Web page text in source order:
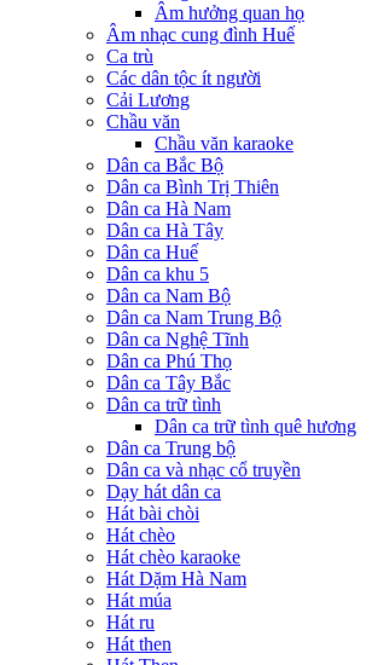
Âm hưởng quan họ
Âm nhạc cung đình Huế
Ca trù
Các dân tộc ít người
Cải Lương
Chầu văn
Chầu văn karaoke
Dân ca Bắc Bộ
Dân ca Bình Trị Thiên
Dân ca Hà Nam
Dân ca Hà Tây
Dân ca Huế
Dân ca khu 5
Dân ca Nam Bộ
Dân ca Nam Trung Bộ
Dân ca Nghệ Tĩnh
Dân ca Phú Thọ
Dân ca Tây Bắc
Dân ca trữ tình
Dân ca trữ tình quê hương
Dân ca Trung bộ
Dân ca và nhạc cổ truyền
Dạy hát dân ca
Hát bài chòi
Hát chèo
Hát chèo karaoke
Hát Dặm Hà Nam
Hát múa
Hát ru
Hát then